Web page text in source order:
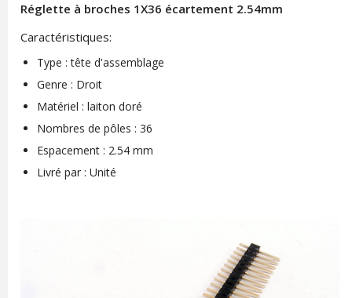
Réglette à broches 1X36 écartement 2.54mm
Caractéristiques:
Type : tête d'assemblage
Genre : Droit
Matériel : laiton doré
Nombres de pôles : 36
Espacement : 2.54 mm
Livré par : Unité